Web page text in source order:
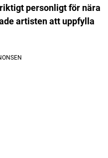
personligt för nära
artisten att uppfylla